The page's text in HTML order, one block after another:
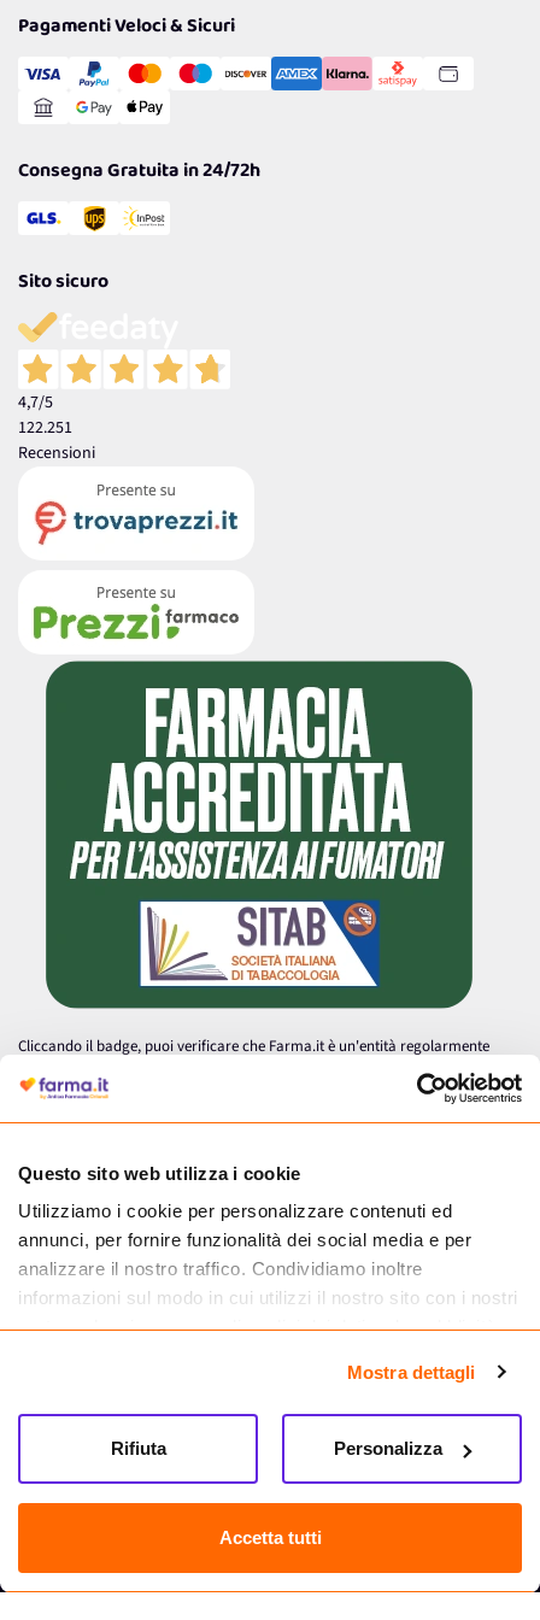
Questo sito web utilizza i cookie
Utilizziamo i cookie per personalizzare contenuti ed
annunci, per fornire funzionalità dei social media e per
analizzare il nostro traffico. Condividiamo inoltre
informazioni sul modo in cui utilizzi il nostro sito con i nostri
partner che si occupano di analisi dei dati web, pubblicità e
informazioni che hai fornito loro o che hanno raccolto dal
tuo utilizzo dei loro servizi.
Mostra dettagli
Accetta tutti
Personalizza
Rifiuta
Cookie Policy
Gestisci Cookie
Reso Facile e Veloce
Pagamenti Veloci & Sicuri
Consegna Gratuita in 24/72h
Sito sicuro
4,7/5
122.251
Recensioni
Cliccando il badge, puoi verificare che Farma.it è un'entità regolarmente
autorizzata dal Ministero della Salute a effettuare la vendita online di
medicinali.
Farma.it S.a.s. P. IVA 07417261216 REA: NA-884088
CREDITS
Sede legale Via delle Repubbliche Marinare 128, 80147 Napoli